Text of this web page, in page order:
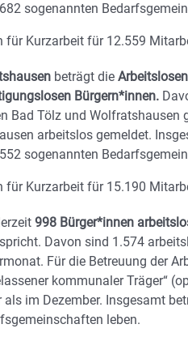
sogenannten
für Kurzarbeit für 12.559
beträgt die
Bürgern*innen.
Bad Tölz und
arbeitslos gemeldet.
sogenannten
für Kurzarbeit für 15.190
998 Bürger*innen
Davon sind 1.574
Für die Betreuung der
kommunaler Träger“
im Dezember. Insgesamt
leben.